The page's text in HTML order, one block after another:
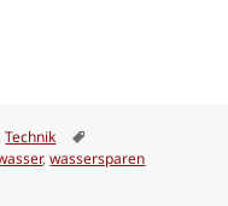
,Technik
,wassersparen
verringern